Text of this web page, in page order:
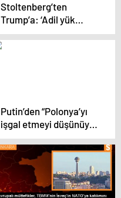
Stoltenberg’ten
Trump’a: ‘Adil yük
paylaşımı gereği
Avrupalı müttefikler ve
Putin’den “Polonya’yı
işgal etmeyi düşünüyor
musunuz?” sorusuna
yanıt: Böyle bir şey söz
konusu değil